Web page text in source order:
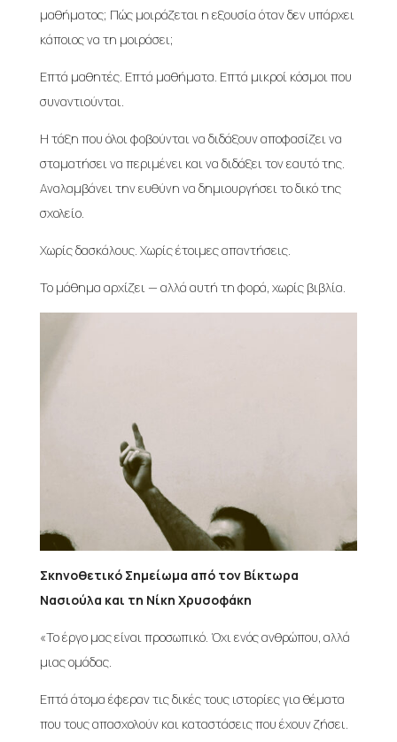
μαθήματος; Πώς μοιράζεται η εξουσία όταν δεν υπάρχει
κάποιος να τη μοιράσει;
Επτά μαθητές. Επτά μαθήματα. Επτά μικροί κόσμοι που
συναντιούνται.
Η τάξη που όλοι φοβούνται να διδάξουν αποφασίζει να
σταματήσει να περιμένει και να διδάξει τον εαυτό της.
Αναλαμβάνει την ευθύνη να δημιουργήσει το δικό της
σχολείο.
Χωρίς δασκάλους. Χωρίς έτοιμες απαντήσεις.
Το μάθημα αρχίζει — αλλά αυτή τη φορά, χωρίς βιβλία.
Σκηνοθετικό Σημείωμα από τον Βίκτωρα
Νασιούλα και τη Νίκη Χρυσοφάκη
«Το έργο μας είναι προσωπικό. Όχι ενός ανθρώπου, αλλά
μιας ομάδας.
Επτά άτομα έφεραν τις δικές τους ιστορίες για θέματα
που τους απασχολούν και καταστάσεις που έχουν ζήσει.